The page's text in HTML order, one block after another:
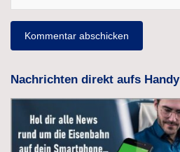
Nachrichten direkt aufs Handy